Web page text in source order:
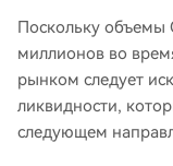
Поскольку объемы
миллионов во
рынком следует
ликвидности,
следующем